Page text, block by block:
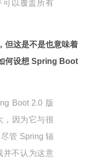
可以覆盖所有
但这是不是也意味着
何设想 Spring Boot
Boot 2.0 版
，因为它与很
管 Spring 辐
并不认为这意